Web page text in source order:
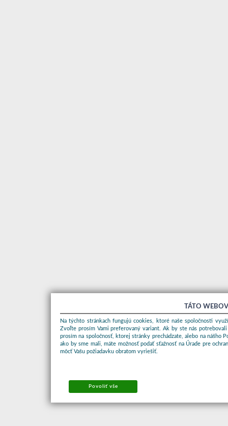
TÁTO
Na týchto stránkach fungujú cookies, ktoré naše spoločnosti
Zvoľte prosím Vami preferovaný variant. Ak by ste nás
prosím na spoločnosť, ktorej stránky prechádzate, alebo na nášho
ako by sme mali, máte možnosť podať sťažnosť na Úrade pre
môcť Vašu požiadavku obratom vyriešiť.
Povoliť vše